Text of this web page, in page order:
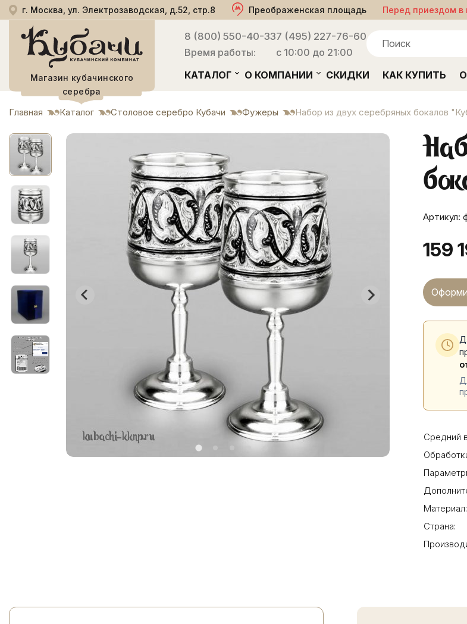
г. Москва, ул. Электрозаводская, д.52, стр.8 Преображенская площадь Перед приездом в
Магазин кубачинского
серебра
8 (800) 550-40-33
Время работы:
7 (495) 227-76-60
с 10:00 до 21:00
КАТАЛОГ О КОМПАНИИ СКИДКИ КАК КУПИТЬ
Главная Каталог Столовое серебро Кубачи Фужеры Набор из двух серебряных бокалов
Артикул:
159
Средний
Материал:
Страна: